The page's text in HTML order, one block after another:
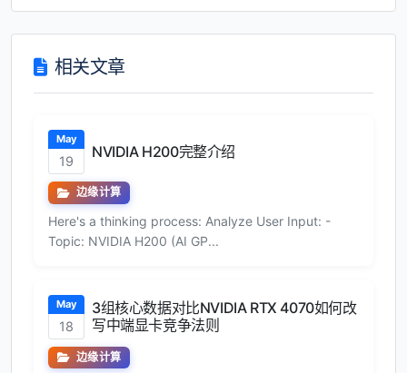
相关文章
May
19
NVIDIA H200完整介绍
边缘计算
Here's a thinking process: Analyze User Input: -
Topic: NVIDIA H200 (AI GP...
May
18
3组核心数据对比NVIDIA RTX 4070如何改
写中端显卡竞争法则
边缘计算